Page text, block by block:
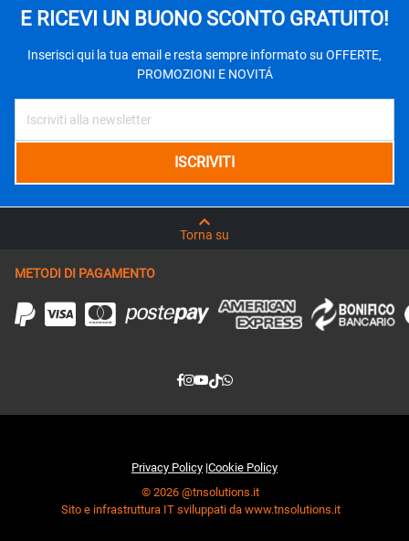
E RICEVI UN BUONO SCONTO GRATUITO!
Inserisci qui la tua email e resta sempre informato su OFFERTE,
PROMOZIONI E NOVITÁ
Torna su
METODI DI PAGAMENTO
Privacy Policy |Cookie Policy
© 2026 @tnsolutions.it
Sito e infrastruttura IT sviluppati da www.tnsolutions.it